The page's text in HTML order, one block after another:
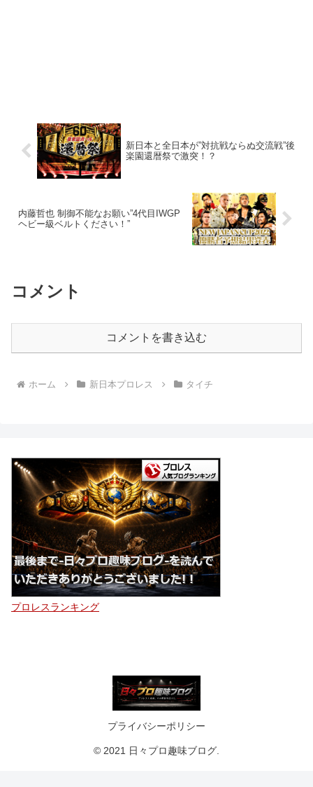
新日本と全日本が”対抗戦ならぬ交流戦”後
楽園還暦祭で激突！？
内藤哲也 制御不能なお願い”4代目IWGP
ヘビー級ベルトください！”
コメント
コメントを書き込む
ホーム 新日本プロレス タイチ
プロレスランキング
プライバシーポリシー
© 2021 日々プロ趣味ブログ.